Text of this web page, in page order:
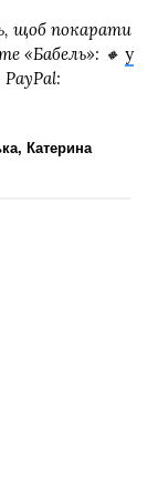
щоб покарати
«Бабель»: 🔸 у
PayPal:
, Катерина